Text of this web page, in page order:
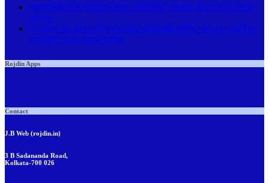
প্রধানমন্ত্রীর সঙ্গে প্রাতরাশ বৈঠকে এনসিপিআই সাংসদরা, ছিলেন তিন বেসুরো
সাংসদও
গত সাড়ে পাঁচ বছরে ৭৭টি দেশে সফর প্রধানমন্ত্রী মোদির, খরচ ৫৫৭ কোটি ৫১
লক্ষ টাকা, সংসদে জানাল সরকার
Rojdin Apps
Contact
J.B Web (rojdin.in)
3 B Sadananda Road,
Kolkata-700 026